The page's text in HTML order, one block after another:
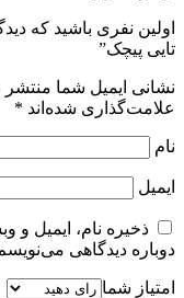
اولین نفری باشید که
تایی پیچک”
نشانی ایمیل شما منتشر
علامت‌گذاری شده‌اند *
نام
ایمیل
ذخیره نام، ایمیل و
دوباره دیدگاهی
امتیاز شما